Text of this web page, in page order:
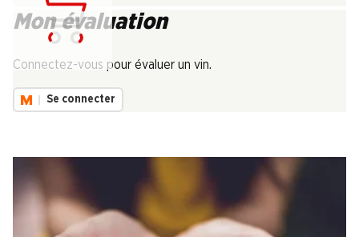
Mon évaluation
Connectez-vous pour évaluer un vin.
Se connecter